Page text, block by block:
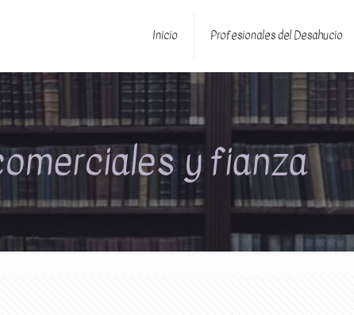
Inicio Profesionales del Desahucio
y fianza